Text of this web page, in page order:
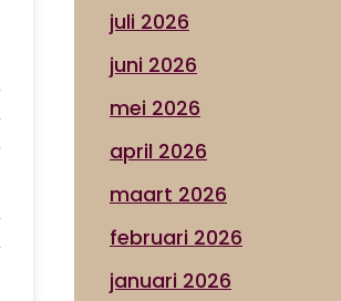
juli 2026
juni 2026
mei 2026
april 2026
maart 2026
februari 2026
januari 2026